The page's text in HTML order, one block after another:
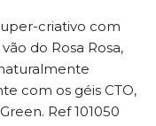
criativo com
do Rosa Rosa,
com os géis CTO,
Ref 101050